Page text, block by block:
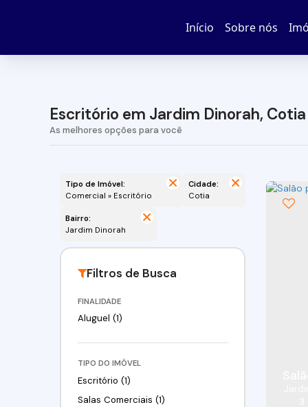
Sobre nós
Início
Escritório em Jardim Dinorah,
Tipo de Imóvel:
Comercial » Escritório
Cidade:
Cotia
Bairro:
Jardim Dinorah
FINALIDADE
Aluguel (1)
TIPO DO IMÓVEL
Escritório (1)
Salas Comerciais (1)